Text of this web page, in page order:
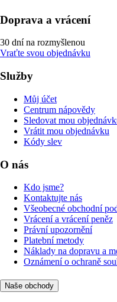
Doprava a vrácení
30 dní na rozmyšlenou
Vraťte svou objednávku
Služby
Můj účet
Centrum nápovědy
Sledovat mou
Vrátit mou objednávku
Kódy slev
O nás
Kdo jsme?
Kontaktujte nás
Všeobecné obchodní
Vrácení a vrácení peněz
Právní upozornění
Platební metody
Náklady na dopravu a
Oznámení o ochraně
Naše obchody